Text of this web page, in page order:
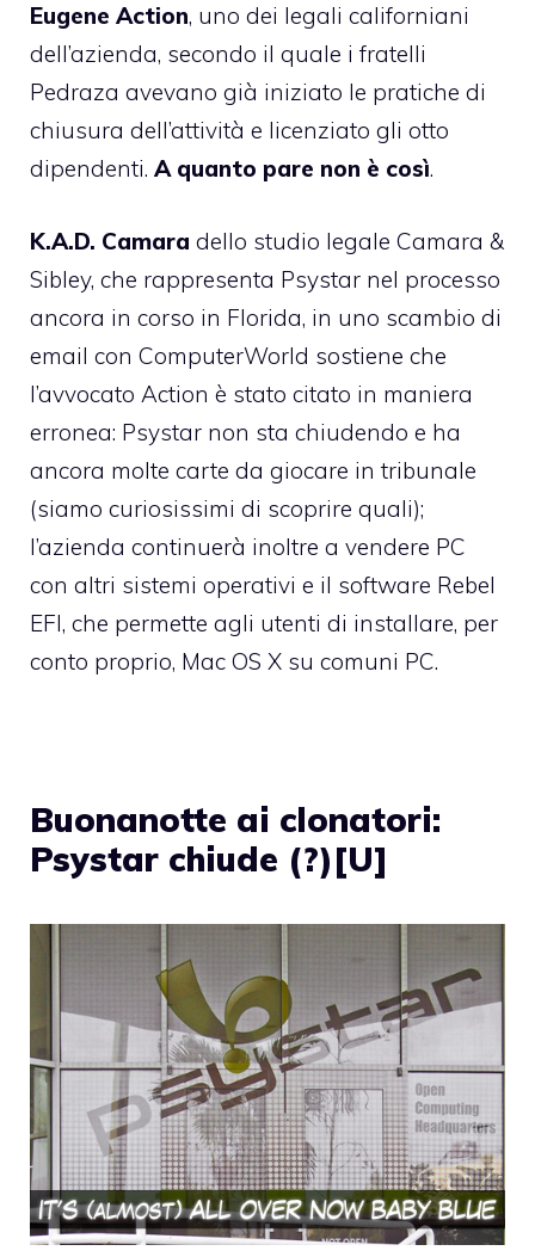
Eugene Action, uno dei legali californiani
dell’azienda, secondo il quale i fratelli
Pedraza avevano già iniziato le pratiche di
chiusura dell’attività e licenziato gli otto
dipendenti. A quanto pare non è così.
K.A.D. Camara dello studio legale Camara &
Sibley, che rappresenta Psystar nel processo
ancora in corso in Florida, in uno scambio di
email con ComputerWorld sostiene che
l’avvocato Action è stato citato in maniera
erronea: Psystar non sta chiudendo e ha
ancora molte carte da giocare in tribunale
(siamo curiosissimi di scoprire quali);
l’azienda continuerà inoltre a vendere PC
con altri sistemi operativi e il software Rebel
EFI, che permette agli utenti di installare, per
conto proprio, Mac OS X su comuni PC.
Buonanotte ai clonatori:
Psystar chiude (?)[U]